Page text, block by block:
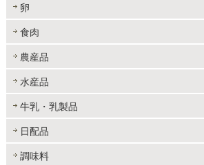
卵
食肉
農産品
水産品
牛乳・乳製品
日配品
調味料